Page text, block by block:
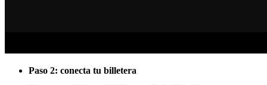
Paso 2: conecta tu billetera